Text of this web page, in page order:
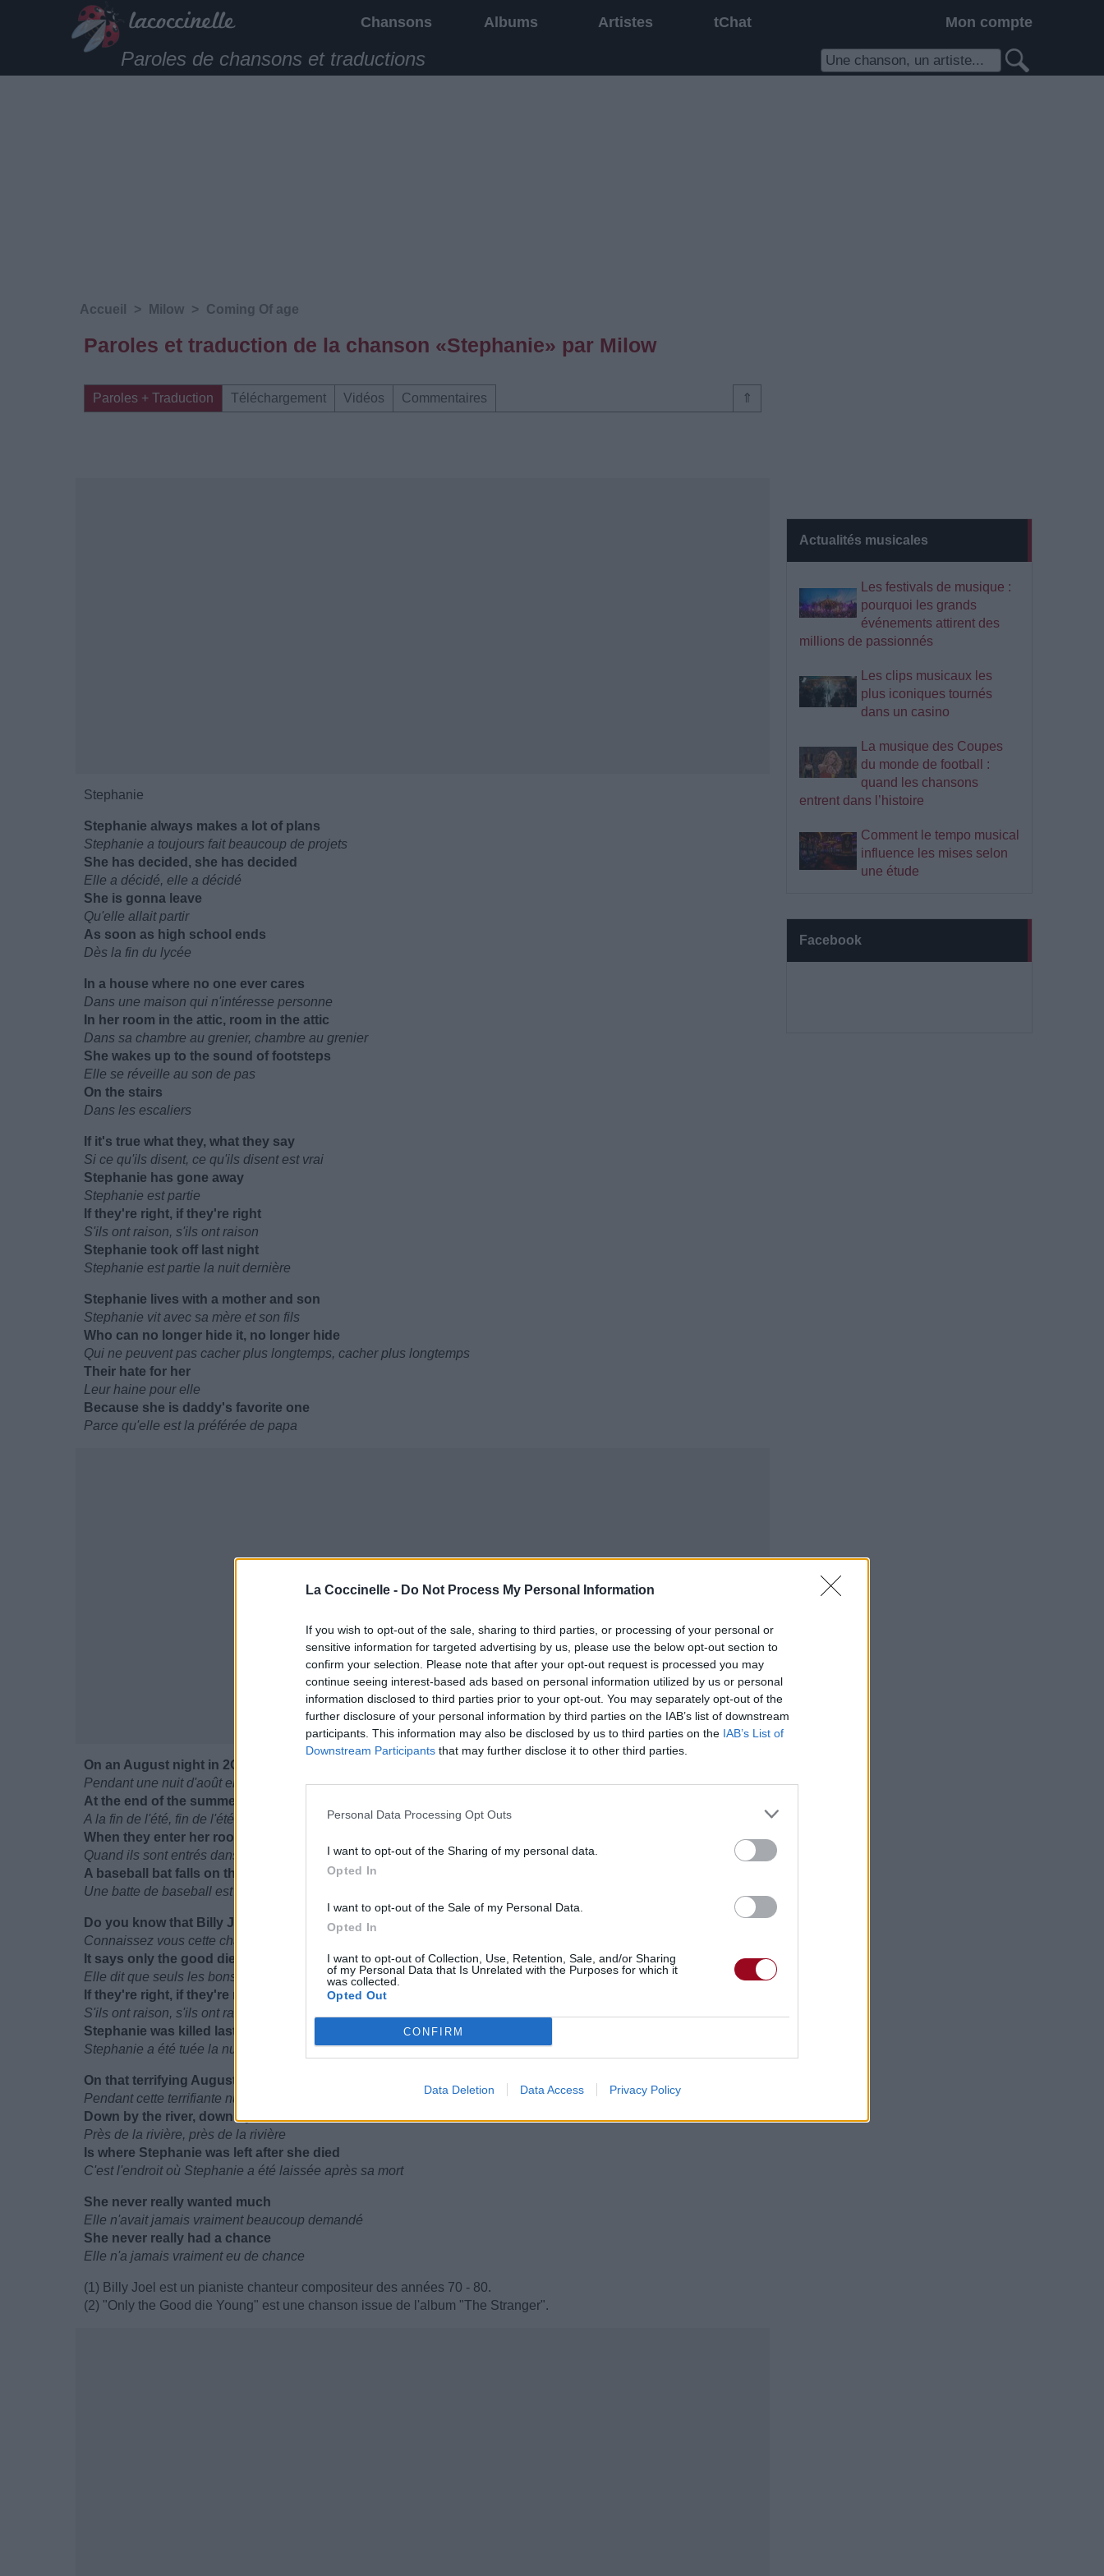
La Coccinelle - Do Not Process My Personal Information
If you wish to opt-out of the sale, sharing to third parties, or processing of your personal or
sensitive information for targeted advertising by us, please use the below opt-out section to
confirm your selection. Please note that after your opt-out request is processed you may
continue seeing interest-based ads based on personal information utilized by us or personal
information disclosed to third parties prior to your opt-out. You may separately opt-out of the
further disclosure of your personal information by third parties on the IAB’s list of downstream
participants. This information may also be disclosed by us to third parties on the IAB’s List of
Downstream Participants that may further disclose it to other third parties.
Personal Data Processing Opt Outs
I want to opt-out of the Sharing of my personal data.
Opted In
I want to opt-out of the Sale of my Personal Data.
Opted In
I want to opt-out of Collection, Use, Retention, Sale, and/or Sharing
of my Personal Data that Is Unrelated with the Purposes for which it
was collected.
Opted Out
CONFIRM
Data Deletion Data Access Privacy Policy
Chansons Albums Artistes tChat Mon compte
Paroles de chansons et traductions
Actualités musicales
Les festivals de musique :
pourquoi les grands
événements attirent des
millions de passionnés
Les clips musicaux les
plus iconiques tournés
dans un casino
La musique des Coupes
du monde de football :
quand les chansons
entrent dans l’histoire
Comment le tempo musical
influence les mises selon
une étude
Facebook
Accueil > Milow > Coming Of age
Paroles et traduction de la chanson «Stephanie» par Milow
⇑
Paroles + Traduction Téléchargement Vidéos Commentaires
Stephanie
Stephanie always makes a lot of plans
Stephanie a toujours fait beaucoup de projets
She has decided, she has decided
Elle a décidé, elle a décidé
She is gonna leave
Qu'elle allait partir
As soon as high school ends
Dès la fin du lycée
In a house where no one ever cares
Dans une maison qui n'intéresse personne
In her room in the attic, room in the attic
Dans sa chambre au grenier, chambre au grenier
She wakes up to the sound of footsteps
Elle se réveille au son de pas
On the stairs
Dans les escaliers
If it's true what they, what they say
Si ce qu'ils disent, ce qu'ils disent est vrai
Stephanie has gone away
Stephanie est partie
If they're right, if they're right
S'ils ont raison, s'ils ont raison
Stephanie took off last night
Stephanie est partie la nuit dernière
Stephanie lives with a mother and son
Stephanie vit avec sa mère et son fils
Who can no longer hide it, no longer hide
Qui ne peuvent pas cacher plus longtemps, cacher plus longtemps
Their hate for her
Leur haine pour elle
Because she is daddy's favorite one
Parce qu'elle est la préférée de papa
On an August night in 2OO4
Pendant une nuit d'août en 2004
At the end of the summer, end of the summer
A la fin de l'été, fin de l'été
When they enter her room
Quand ils sont entrés dans sa chambre
A baseball bat falls on the floor
Une batte de baseball est tombée sur le sol
Do you know that Billy Joel song
Connaissez vous cette chanson de Billy Joel (1)
It says only the good die young
Elle dit que seuls les bons meurent jeunes (2)
If they're right, if they're right
S'ils ont raison, s'ils ont raison
Stephanie was killed last night
Stephanie a été tuée la nuit dernière
On that terrifying August night
Pendant cette terrifiante nuit d'août
Down by the river, down by the rever
Près de la rivière, près de la rivière
Is where Stephanie was left after she died
C'est l'endroit où Stephanie a été laissée après sa mort
She never really wanted much
Elle n'avait jamais vraiment beaucoup demandé
She never really had a chance
Elle n'a jamais vraiment eu de chance
(1) Billy Joel est un pianiste chanteur compositeur des années 70 - 80.
(2) "Only the Good die Young" est une chanson issue de l'album "The Stranger".